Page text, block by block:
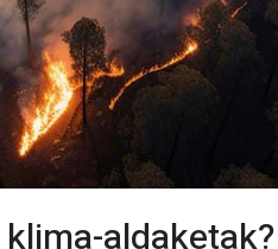
aldaketak?